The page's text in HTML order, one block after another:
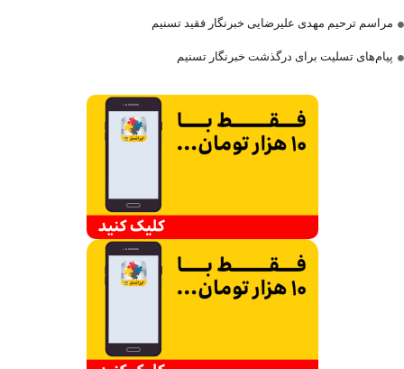
مراسم ترحیم مهدی علیرضایی خبرنگار فقید تسنیم
پیام‌های تسلیت برای درگذشت خبرنگار تسنیم